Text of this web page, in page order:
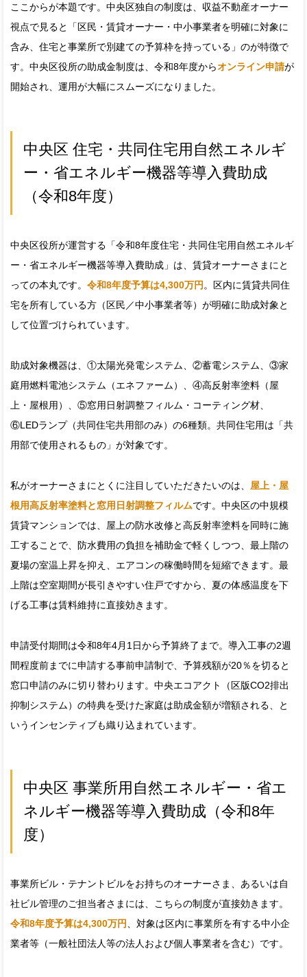
ここからが本題です。中央区独自の制度は、収益不動産オーナー
視点で見ると「区民・賃貸オーナー・中小事業者を明確に対象に
含み、住宅と事業所で別建ての予算枠を持っている」のが特徴で
す。中央区役所の助成金制度は、令和8年度からオンライン申請が
開始され、運用が大幅にスムーズになりました。
中央区 住宅・共同住宅用自然エネルギ
ー・省エネルギー機器等導入費助成
（令和8年度）
中央区役所が運営する「令和8年度住宅・共同住宅用自然エネルギ
ー・省エネルギー機器等導入費助成」は、賃貸オーナーさまにと
っての本丸です。 令和8年度予算は4,300万円 。区内に賃貸共同住
宅を所有している方（区民／中小事業者等）が明確に助成対象と
して位置づけられています。
助成対象機器は、①太陽光発電システム、②蓄電システム、③家
庭用燃料電池システム（エネファーム）、④高反射率塗料（屋
上・屋根用）、⑤窓用日射調整フィルム・コーティング材、
⑥LEDランプ（共同住宅共用部のみ）の6種類。共同住宅用は「共
用部で使用されるもの」が対象です。
私がオーナーさまにとくに注目していただきたいのは、 屋上・屋
根用高反射率塗料と窓用日射調整フィルムです。中央区の中規模
賃貸マンションでは、屋上の防水改修と高反射率塗料を同時に施
工することで、防水費用の負担を補助金で軽くしつつ、最上階の
夏場の室温上昇を抑え、エアコンの稼働時間を短縮できます。最
上階は空室期間が長引きやすい住戸ですから、夏の体感温度を下
げる工事は賃料維持に直接効きます。
申請受付期間は令和8年4月1日から予算終了まで。導入工事の2週
間程度前までに申請する事前申請制で、予算残額が20％を切ると
窓口申請のみに切り替わります。中央エコアクト（区版CO2排出
抑制システム）の特典を受けた家庭は助成金額が増額される、と
いうインセンティブも織り込まれています。
中央区 事業所用自然エネルギー・省エ
ネルギー機器等導入費助成（令和8年
度）
事業所ビル・テナントビルをお持ちのオーナーさま、あるいは自
社ビル管理のご担当者さまには、こちらの制度が直接効きます。
令和8年度予算は4,300万円 、対象は区内に事業所を有する中小企
業者等（一般社団法人等の法人および個人事業者を含む）です。